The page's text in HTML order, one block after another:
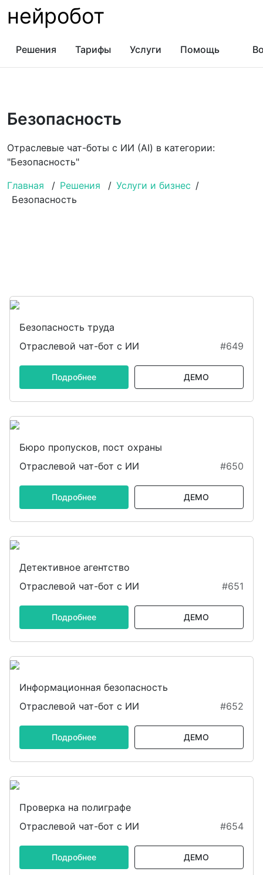
нейробот
Решения Тарифы Услуги Помощь
Безопасность
Отраслевые чат-боты с ИИ (AI) в категории:
"Безопасность"
Главная
/ Решения / Услуги и бизнес /
Безопасность
Безопасность труда
Отраслевой чат-бот с ИИ
#649
Подробнее ДЕМО
Бюро пропусков, пост охраны
Отраслевой чат-бот с ИИ
#650
Подробнее ДЕМО
Детективное агентство
Отраслевой чат-бот с ИИ
#651
Подробнее ДЕМО
Информационная безопасность
Отраслевой чат-бот с ИИ
#652
Подробнее ДЕМО
Проверка на полиграфе
Отраслевой чат-бот с ИИ
#654
Подробнее ДЕМО